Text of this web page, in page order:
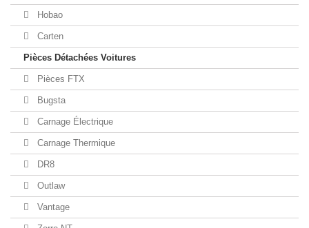
Hobao
Carten
Pièces Détachées Voitures
Pièces FTX
Bugsta
Carnage Électrique
Carnage Thermique
DR8
Outlaw
Vantage